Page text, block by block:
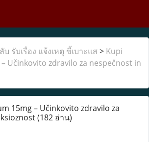
ลับ รับเรื่อง แจ้งเหตุ ชี้เบาะแส > Kupi
Učinkovito zdravilo za nespečnost in
15mg – Učinkovito zdravilo za
(182 อ่าน)